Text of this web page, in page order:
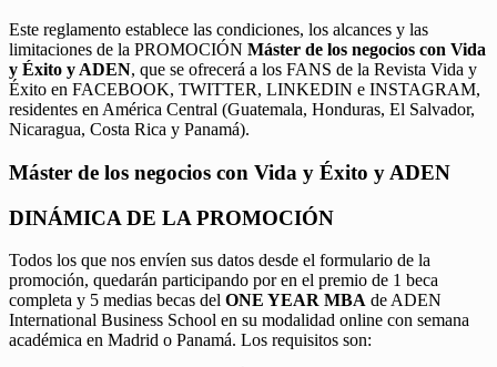
Este reglamento establece las condiciones, los alcances y las
limitaciones de la PROMOCIÓN Máster de los negocios con Vida
y Éxito y ADEN, que se ofrecerá a los FANS de la Revista Vida y
Éxito en FACEBOOK, TWITTER, LINKEDIN e INSTAGRAM,
residentes en América Central (Guatemala, Honduras, El Salvador,
Nicaragua, Costa Rica y Panamá).
Máster de los negocios con Vida y Éxito y ADEN
DINÁMICA DE LA PROMOCIÓN
Todos los que nos envíen sus datos desde el formulario de la
promoción, quedarán participando por en el premio de 1 beca
completa y 5 medias becas del ONE YEAR MBA de ADEN
International Business School en su modalidad online con semana
académica en Madrid o Panamá. Los requisitos son: